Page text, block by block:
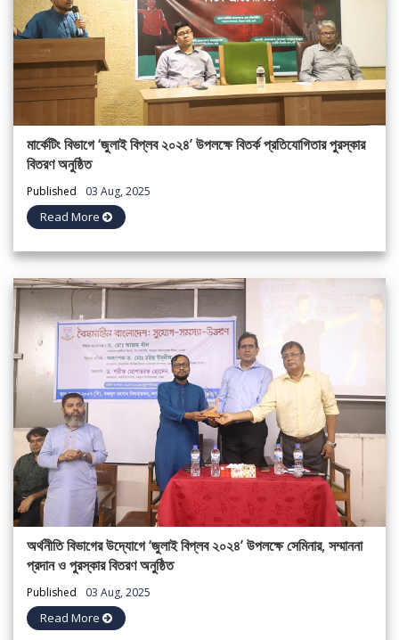
মার্কেটিং বিভাগে ‘জুলাই বিপ্লব ২০২৪’ উপলক্ষে বিতর্ক প্রতিযোগিতার পুরস্কার
বিতরণ অনুষ্ঠিত
Published 03 Aug, 2025
Read More
অর্থনীতি বিভাগের উদ্যোগে ‘জুলাই বিপ্লব ২০২৪’ উপলক্ষে সেমিনার, সম্মাননা
প্রদান ও পুরস্কার বিতরণ অনুষ্ঠিত
Published 03 Aug, 2025
Read More